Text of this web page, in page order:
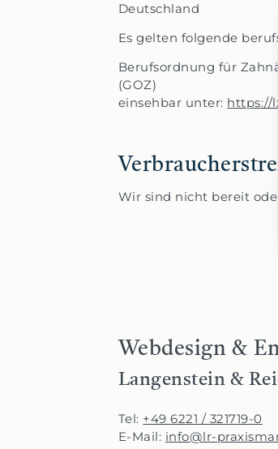
Deutschland
Es gelten folgende
Berufsordnung für
(GOZ)
einsehbar unter: https://
Wir sind nicht bereit
Webdesign &
Langenstein &
Tel: +49 6221 / 321719-0
E-Mail: info@lr-